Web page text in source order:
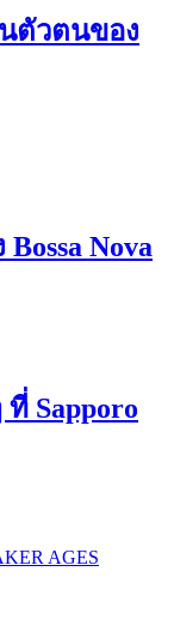
นตัวตนของ
Nova
Sapporo